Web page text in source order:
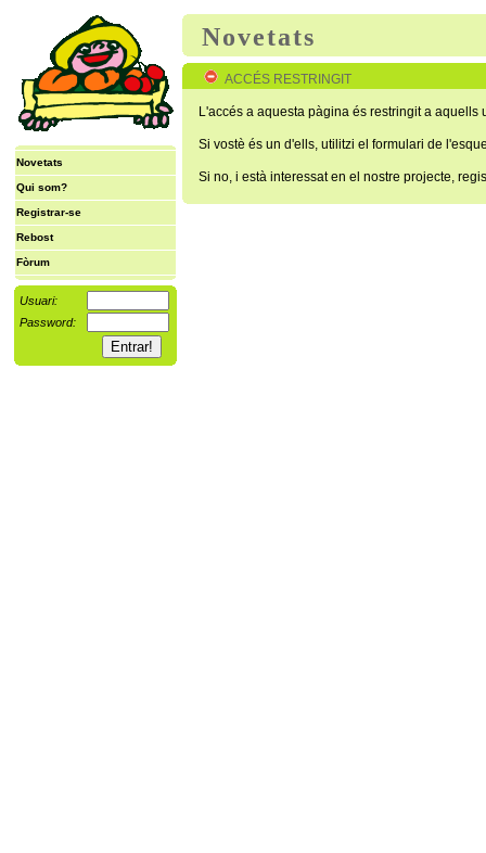
Novetats
Qui som?
Registrar-se
Rebost
Fòrum
Usuari:
Password:
Novetats
ACCÉS RESTRINGIT
L'accés a aquesta pàgina és restringit a aquells
Si vostè és un d'ells, utilitzi el formulari de
Si no, i està interessat en el nostre projecte,